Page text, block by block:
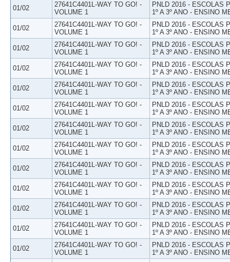
01/02
27641C4401L-WAY TO GO! -
VOLUME 1
PNLD 2016 - ESCOLAS
1º A 3º ANO - ENSINO
01/02
27641C4401L-WAY TO GO! -
VOLUME 1
PNLD 2016 - ESCOLAS
1º A 3º ANO - ENSINO
01/02
27641C4401L-WAY TO GO! -
VOLUME 1
PNLD 2016 - ESCOLAS
1º A 3º ANO - ENSINO
01/02
27641C4401L-WAY TO GO! -
VOLUME 1
PNLD 2016 - ESCOLAS
1º A 3º ANO - ENSINO
01/02
27641C4401L-WAY TO GO! -
VOLUME 1
PNLD 2016 - ESCOLAS
1º A 3º ANO - ENSINO
01/02
27641C4401L-WAY TO GO! -
VOLUME 1
PNLD 2016 - ESCOLAS
1º A 3º ANO - ENSINO
01/02
27641C4401L-WAY TO GO! -
VOLUME 1
PNLD 2016 - ESCOLAS
1º A 3º ANO - ENSINO
01/02
27641C4401L-WAY TO GO! -
VOLUME 1
PNLD 2016 - ESCOLAS
1º A 3º ANO - ENSINO
01/02
27641C4401L-WAY TO GO! -
VOLUME 1
PNLD 2016 - ESCOLAS
1º A 3º ANO - ENSINO
01/02
27641C4401L-WAY TO GO! -
VOLUME 1
PNLD 2016 - ESCOLAS
1º A 3º ANO - ENSINO
01/02
27641C4401L-WAY TO GO! -
VOLUME 1
PNLD 2016 - ESCOLAS
1º A 3º ANO - ENSINO
01/02
27641C4401L-WAY TO GO! -
VOLUME 1
PNLD 2016 - ESCOLAS
1º A 3º ANO - ENSINO
01/02
27641C4401L-WAY TO GO! -
VOLUME 1
PNLD 2016 - ESCOLAS
1º A 3º ANO - ENSINO